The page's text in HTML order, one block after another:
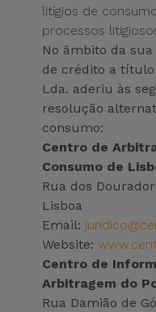
litígios de
processos
No âmbito da
de crédito a título
Lda. aderiu às
resolução
consumo:
Centro de
Consumo de
Rua dos
Lisboa
Email:
Website:
Centro de
Arbitragem do
Rua Damião de